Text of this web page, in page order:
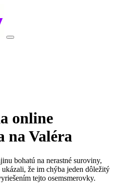
na Valéra
bohatú na nerastné suroviny,
že im chýba jeden dôležitý
tejto osemsmerovky.